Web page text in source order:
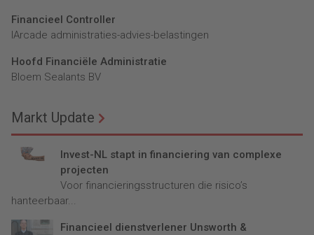
Financieel Controller
lArcade administraties-advies-belastingen
Hoofd Financiële Administratie
Bloem Sealants BV
Markt Update
Invest-NL stapt in financiering van complexe
projecten
Voor financieringsstructuren die risico’s
hanteerbaar...
Financieel dienstverlener Unsworth &